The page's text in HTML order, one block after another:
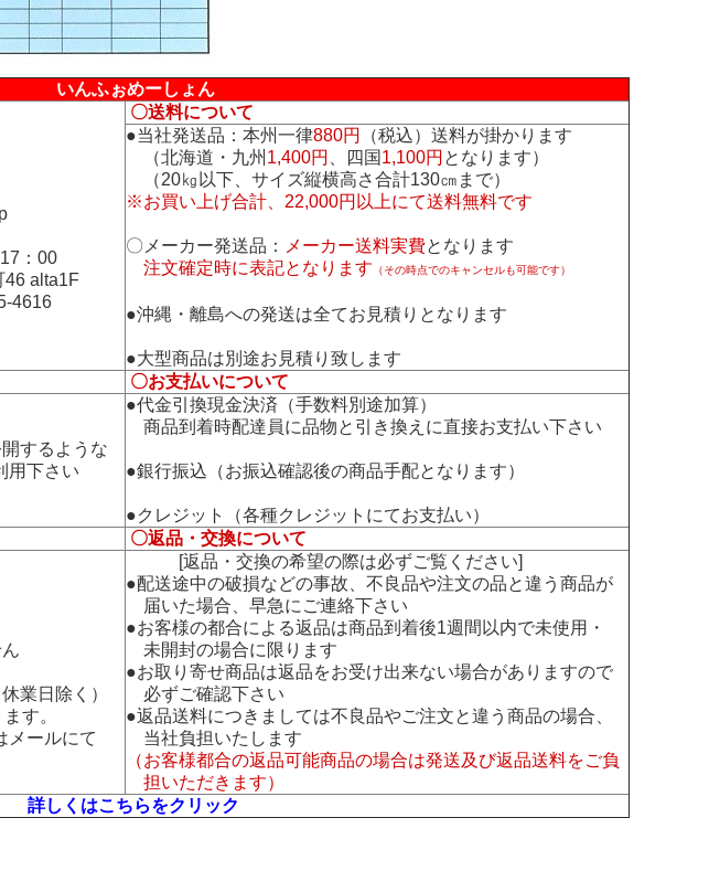
いんふぉめーしょん
：00
alta1F
4616
〇送料について
●当社発送品：本州一律880円
（税込）送料が掛かります
（北海道・九州 1,400円 、四国 1,100円 となります）
（20㎏以下、サイズ縦横高さ合計130㎝まで）
※お買い上げ合計、22,000円以上にて送料無料です
〇メーカー発送品： メーカー送料実費となります
注文確定時に表記となります （その時点でのキャンセルも可能です）
●沖縄・離島への発送は全てお見積りとなります
●大型商品は別途お見積り致します
〇お支払いについて
するような
用下さい
●代金引換現金決済（手数料別途加算）
商品到着時配達員に品物と引き換えに直接お支払い下さい
●銀行振込（お振込確認後の商品手配となります）
●クレジット（各種クレジットにてお支払い）
〇返品・交換について
業日除く）
す。
メールにて
[返品・交換の希望の際は必ずご覧ください]
●配送途中の破損などの事故、不良品や注文の品と違う商品が
届いた場合、早急にご連絡下さい
●お客様の都合による返品は商品到着後1週間以内で未使用・
未開封の場合に限ります
●お取り寄せ商品は返品をお受け出来ない場合がありますので
必ずご確認下さい
●返品送料につきましては不良品やご注文と違う商品の場合、
当社負担いたします
（お客様都合の返品可能商品の場合は発送及び返品送料をご負
担いただきます）
詳しくはこちらをクリック